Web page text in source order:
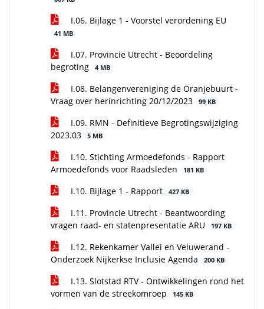
I.06. Bijlage 1 - Voorstel verordening EU
41 MB
I.07. Provincie Utrecht - Beoordeling
begroting
4 MB
I.08. Belangenvereniging de Oranjebuurt -
Vraag over herinrichting 20/12/2023
99 KB
I.09. RMN - Definitieve Begrotingswijziging
2023.03
5 MB
I.10. Stichting Armoedefonds - Rapport
Armoedefonds voor Raadsleden
181 KB
I.10. Bijlage 1 - Rapport 427 KB
I.11. Provincie Utrecht - Beantwoording
vragen raad- en statenpresentatie ARU
197 KB
I.12. Rekenkamer Vallei en Veluwerand -
Onderzoek Nijkerkse Inclusie Agenda
200 KB
I.13. Slotstad RTV - Ontwikkelingen rond het
vormen van de streekomroep
145 KB